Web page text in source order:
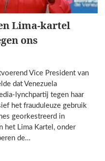
Lima-kartel
ons
Vice President van
dat Venezuela
lynchpartij tegen haar
het frauduleuze gebruik
georkestreerd in
het Lima Kartel, onder
de…